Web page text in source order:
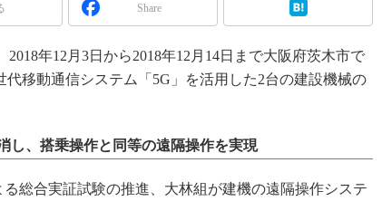
Share
年12月3日から2018年12月14日まで大阪府茨木市で
移動通信システム「5G」を活用した2台の建設機械の
し、搭乗操作と同等の遠隔操作を実現
総合実証試験の推進、大林組が建機の遠隔操作システ